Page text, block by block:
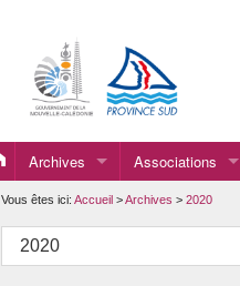
Archives
2019
2020
Associations
Association
Vous êtes ici: Accueil >Archives > 2020
2020